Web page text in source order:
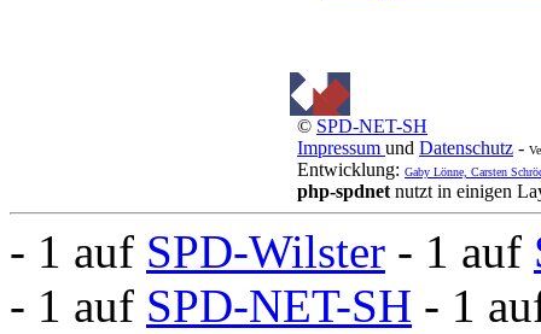
© SPD-NET-SH
Impressum und Datenschutz -
Entwicklung: Gaby Lönne, Carsten
php-spdnet nutzt in einigen
- 1 auf SPD-Wilster - 1 auf
- 1 auf SPD-NET-SH - 1